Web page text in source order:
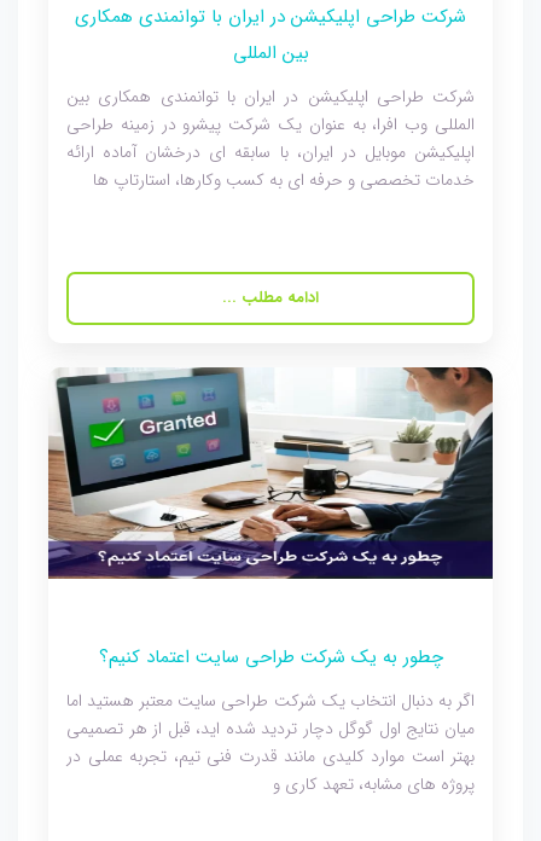
شرکت طراحی اپلیکیشن در ایران با توانمندی همکاری
بین المللی
شرکت طراحی اپلیکیشن در ایران با توانمندی همکاری بین
المللی وب افرا، به عنوان یک شرکت پیشرو در زمینه طراحی
اپلیکیشن موبایل در ایران، با سابقه ای درخشان آماده ارائه
خدمات تخصصی و حرفه ای به کسب وکارها، استارتاپ ها
ادامه مطلب ...
چطور به یک شرکت طراحی سایت اعتماد کنیم؟
اگر به دنبال انتخاب یک شرکت طراحی سایت معتبر هستید اما
میان نتایج اول گوگل دچار تردید شده اید، قبل از هر تصمیمی
بهتر است موارد کلیدی مانند قدرت فنی تیم، تجربه عملی در
پروژه های مشابه، تعهد کاری و